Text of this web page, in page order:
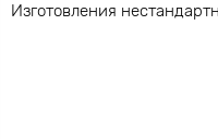
Изготовления